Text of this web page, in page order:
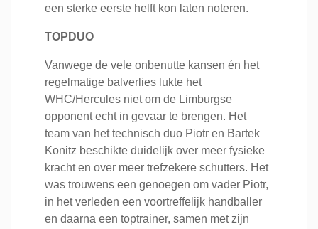
een sterke eerste helft kon laten noteren.
TOPDUO
Vanwege de vele onbenutte kansen én het
regelmatige balverlies lukte het
WHC/Hercules niet om de Limburgse
opponent echt in gevaar te brengen. Het
team van het technisch duo Piotr en Bartek
Konitz beschikte duidelijk over meer fysieke
kracht en over meer trefzekere schutters. Het
was trouwens een genoegen om vader Piotr,
in het verleden een voortreffelijk handballer
en daarna een toptrainer, samen met zijn